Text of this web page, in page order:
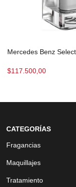
Mercedes Benz
$117.500,00
CATEGORÍAS
Fragancias
Maquillajes
Tratamiento